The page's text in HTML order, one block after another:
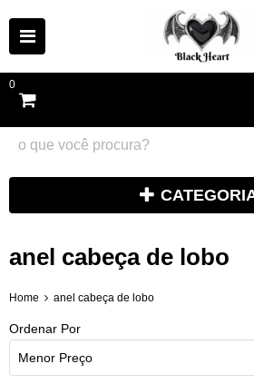
0
anel cabeça de lobo
Home anel cabeça de lobo
Ordenar Por
Menor Preço